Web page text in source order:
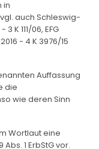
in
auch Schleswig-
K 111/06, EFG
- 4 K 3976/15
Auffassung
die
wie deren Sinn
Wortlaut eine
1 ErbStG vor.